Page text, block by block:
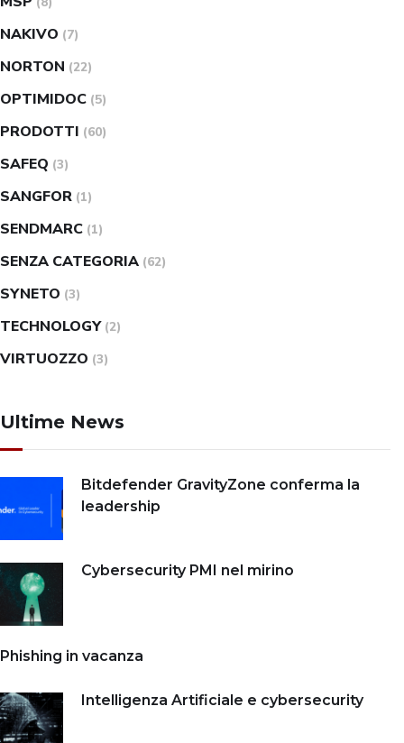
NAKIVO (7)
NORTON (22)
OPTIMIDOC (5)
PRODOTTI (60)
SAFEQ (3)
SANGFOR (1)
SENDMARC (1)
SENZA CATEGORIA (62)
SYNETO (3)
TECHNOLOGY (2)
VIRTUOZZO (3)
Ultime News
Bitdefender GravityZone conferma la
leadership
Cybersecurity PMI nel mirino
Phishing in vacanza
Intelligenza Artificiale e cybersecurity